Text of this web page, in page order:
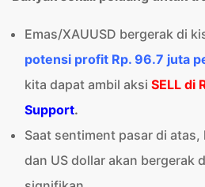
Emas/XAUUSD bergerak di
potensi profit Rp. 96.7 juta
kita dapat ambil aksi SELL di
Support.
Saat sentiment pasar di atas,
dan US dollar akan bergerak